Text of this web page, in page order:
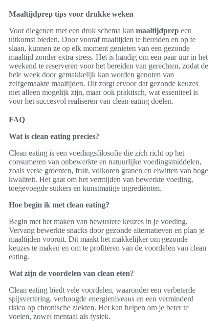
Maaltijdprep tips voor drukke weken
Voor diegenen met een druk schema kan maaltijdprep een
uitkomst bieden. Door vooraf maaltijden te bereiden en op te
slaan, kunnen ze op elk moment genieten van een gezonde
maaltijd zonder extra stress. Het is handig om een paar uur in het
weekend te reserveren voor het bereiden van gerechten, zodat de
hele week door gemakkelijk kan worden genoten van
zelfgemaakte maaltijden. Dit zorgt ervoor dat gezonde keuzes
niet alleen mogelijk zijn, maar ook praktisch, wat essentieel is
voor het succesvol realiseren van clean eating doelen.
FAQ
Wat is clean eating precies?
Clean eating is een voedingsfilosofie die zich richt op het
consumeren van onbewerkte en natuurlijke voedingsmiddelen,
zoals verse groenten, fruit, volkoren granen en eiwitten van hoge
kwaliteit. Het gaat om het vermijden van bewerkte voeding,
toegevoegde suikers en kunstmatige ingrediënten.
Hoe begin ik met clean eating?
Begin met het maken van bewustere keuzes in je voeding.
Vervang bewerkte snacks door gezonde alternatieven en plan je
maaltijden vooruit. Dit maakt het makkelijker om gezonde
keuzes te maken en om te profiteren van de voordelen van clean
eating.
Wat zijn de voordelen van clean eten?
Clean eating biedt vele voordelen, waaronder een verbeterde
spijsvertering, verhoogde energieniveaus en een verminderd
risico op chronische ziekten. Het kan helpen om je beter te
voelen, zowel mentaal als fysiek.